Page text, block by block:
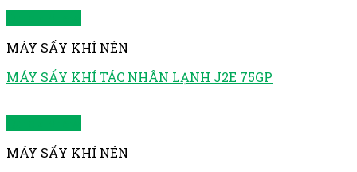
MÁY SẤY KHÍ NÉN
MÁY SẤY KHÍ TÁC NHÂN LẠNH J2E 75GP
MÁY SẤY KHÍ NÉN